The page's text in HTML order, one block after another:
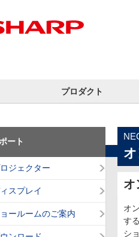
プロダクト
オ
オ
す
シ
ート
ジェクター
スプレイ
ールームのご案内